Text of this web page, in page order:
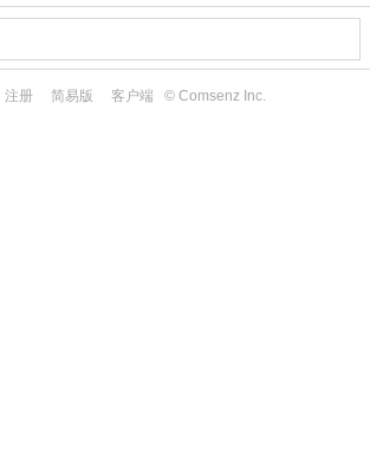
注册 简易版 客户端 © Comsenz Inc.